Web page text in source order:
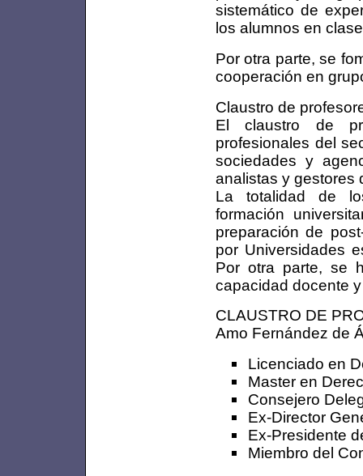
sistemático de
los alumnos en
Por otra parte, se
cooperación en
Claustro de
El claustro de
profesionales del
sociedades y
analistas y gestores
La totalidad de
formación
preparación de
por Universidades
Por otra parte, se
capacidad docente
CLAUSTRO DE
Amo Fernández de
Licenciado en
Master en
Consejero
Ex-Director
Ex-Presidente
Miembro del